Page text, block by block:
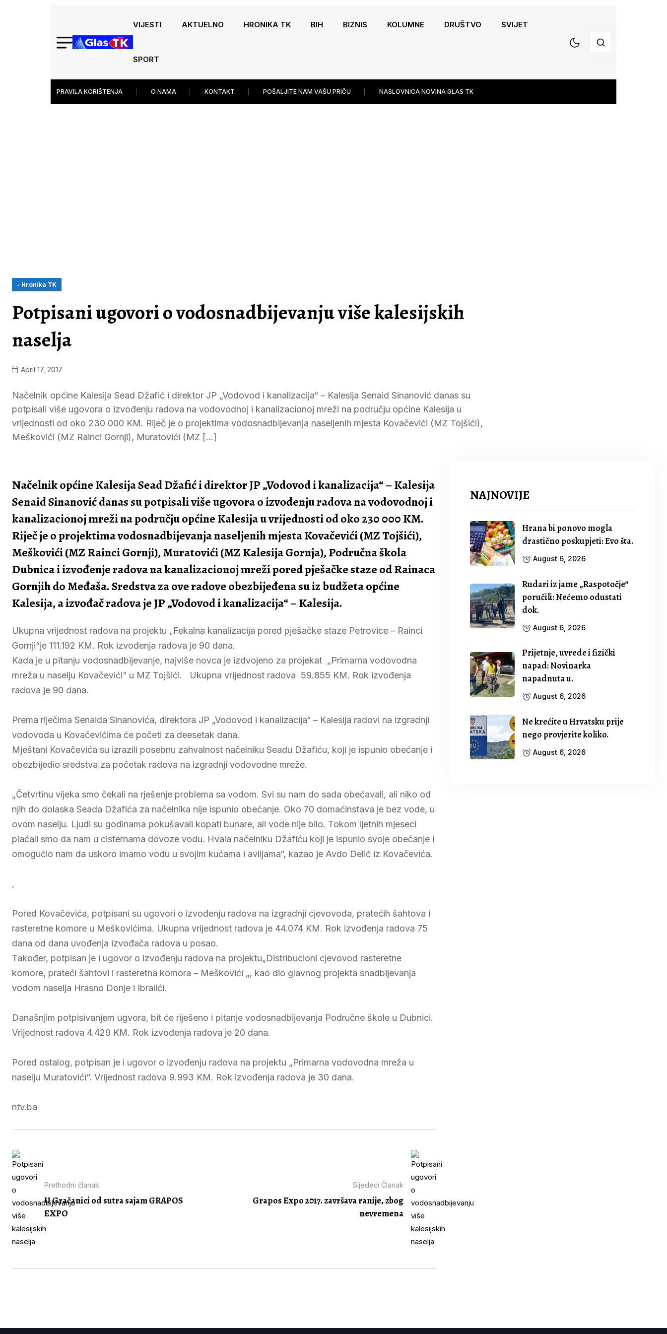
VIJESTI AKTUELNO HRONIKA TK BIH BIZNIS KOLUMNE DRUŠTVO SVIJET
SPORT
PRAVILA KORIŠTENJA O NAMA KONTAKT POŠALJITE NAM VAŠU PRIČU NASLOVNICA NOVINA GLAS TK
- Hronika TK
Potpisani ugovori o vodosnadbijevanju više kalesijskih
naselja
April 17, 2017
Načelnik općine Kalesija Sead Džafić i direktor JP „Vodovod i kanalizacija“ – Kalesija Senaid Sinanović danas su
potpisali više ugovora o izvođenju radova na vodovodnoj i kanalizacionoj mreži na području općine Kalesija u
vrijednosti od oko 230 000 KM. Riječ je o projektima vodosnadbijevanja naseljenih mjesta Kovačevići (MZ Tojšići),
Meškovići (MZ Rainci Gornji), Muratovići (MZ […]
Načelnik općine Kalesija Sead Džafić i direktor JP „Vodovod i kanalizacija“ – Kalesija
Senaid Sinanović danas su potpisali više ugovora o izvođenju radova na vodovodnoj i
kanalizacionoj mreži na području općine Kalesija u vrijednosti od oko 230 000 KM.
Riječ je o projektima vodosnadbijevanja naseljenih mjesta Kovačevići (MZ Tojšići),
Meškovići (MZ Rainci Gornji), Muratovići (MZ Kalesija Gornja), Područna škola
Dubnica i izvođenje radova na kanalizacionoj mreži pored pješačke staze od Rainaca
Gornjih do Međaša. Sredstva za ove radove obezbijeđena su iz budžeta općine
Kalesija, a izvođač radova je JP „Vodovod i kanalizacija“ – Kalesija.
Ukupna vrijednost radova na projektu „Fekalna kanalizacija pored pješačke staze Petrovice – Rainci
Gornji“je 111.192 KM. Rok izvođenja radova je 90 dana.
Kada je u pitanju vodosnadbijevanje, najviše novca je izdvojeno za projekat „Primarna vodovodna
mreža u naselju Kovačevići“ u MZ Tojšići. Ukupna vrijednost radova 59.855 KM. Rok izvođenja
radova je 90 dana.
Prema riječima Senaida Sinanovića, direktora JP „Vodovod i kanalizacija“ – Kalesija radovi na izgradnji
vodovoda u Kovačevićima će početi za deesetak dana.
Mještani Kovačevića su izrazili posebnu zahvalnost načelniku Seadu Džafiću, koji je ispunio obećanje i
obezbijedio sredstva za početak radova na izgradnji vodovodne mreže.
„Četvrtinu vijeka smo čekali na rješenje problema sa vodom. Svi su nam do sada obećavali, ali niko od
njih do dolaska Seada Džafića za načelnika nije ispunio obećanje. Oko 70 domaćinstava je bez vode, u
ovom naselju. Ljudi su godinama pokušavali kopati bunare, ali vode nije bilo. Tokom ljetnih mjeseci
plaćali smo da nam u cisternama dovoze vodu. Hvala načelniku Džafiću koji je ispunio svoje obećanje i
omogućio nam da uskoro imamo vodu u svojim kućama i avlijama“, kazao je Avdo Delić iz Kovačevića.
,
Pored Kovačevića, potpisani su ugovori o izvođenju radova na izgradnji cjevovoda, pratećih šahtova i
rasteretne komore u Meškovićima. Ukupna vrijednost radova je 44.074 KM. Rok izvođenja radova 75
dana od dana uvođenja izvođača radova u posao.
Također, potpisan je i ugovor o izvođenju radova na projektu„Distribucioni cjevovod rasteretne
komore, prateći šahtovi i rasteretna komora – Meškovići „, kao dio glavnog projekta snadbijevanja
vodom naselja Hrasno Donje i Ibralići.
Današnjim potpisivanjem ugvora, bit će riješeno i pitanje vodosnadbijevanja Područne škole u Dubnici.
Vrijednost radova 4.429 KM. Rok izvođenja radova je 20 dana.
Pored ostalog, potpisan je i ugovor o izvođenju radova na projektu „Primarna vodovodna mreža u
naselju Muratovići“. Vrijednost radova 9.993 KM. Rok izvođenja radova je 30 dana.
ntv.ba
Prethodni članak
U Gračanici od sutra sajam GRAPOS
EXPO
Sljedeći Članak
Grapos Expo 2017. završava ranije, zbog
nevremena
NAJNOVIJE
Hrana bi ponovo mogla
drastično poskupjeti: Evo šta.
August 6, 2026
Rudari iz jame „Raspotočje“
poručili: Nećemo odustati
dok.
August 6, 2026
Prijetnje, uvrede i fizički
napad: Novinarka
napadnuta u.
August 6, 2026
Ne krećite u Hrvatsku prije
nego provjerite koliko.
August 6, 2026